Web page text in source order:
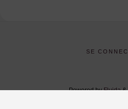
SE
Powered byFluida&